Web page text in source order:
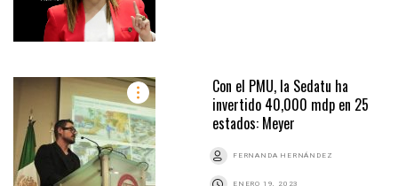
Con el PMU, la Sedatu ha
invertido 40,000 mdp en 25
estados: Meyer
FERNANDA HERNÁNDEZ
ENERO 19, 2023